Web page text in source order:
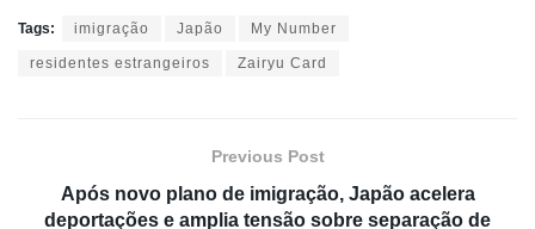
Tags: imigração Japão My Number
residentes estrangeiros Zairyu Card
Previous Post
Após novo plano de imigração, Japão acelera
deportações e amplia tensão sobre separação de